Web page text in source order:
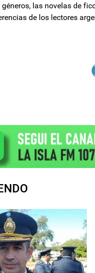
géneros, las novelas de
de los lectores